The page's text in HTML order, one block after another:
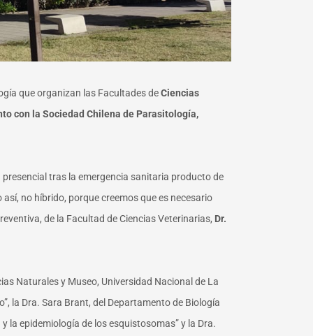
que organizan las Facultades deCiencias
con la Sociedad Chilena de Parasitología,
presencial tras la emergencia sanitaria producto de
no híbrido, porque creemos que es necesario
de la Facultad de Ciencias Veterinarias, Dr.
Naturales y Museo, Universidad Nacional de La
la Dra. Sara Brant, del Departamento de Biología
la epidemiología de los esquistosomas” y la Dra.